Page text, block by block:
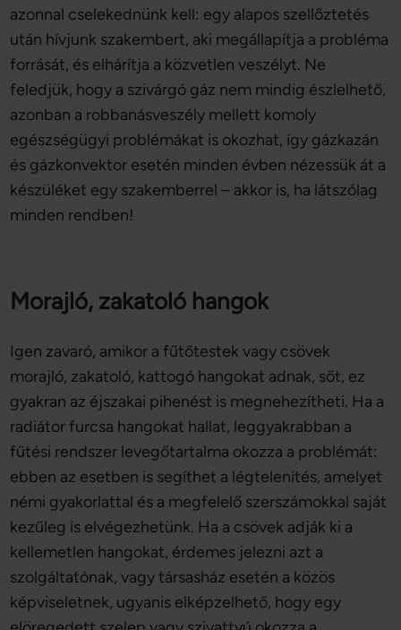
azonnal cselekednünk kell: egy alapos szellőztetés
után hívjunk szakembert, aki megállapítja a probléma
forrását, és elhárítja a közvetlen veszélyt. Ne
feledjük, hogy a szivárgó gáz nem mindig észlelhető,
azonban a robbanásveszély mellett komoly
egészségügyi problémákat is okozhat, így gázkazán
és gázkonvektor esetén minden évben nézessük át a
készüléket egy szakemberrel – akkor is, ha látszólag
minden rendben!
Morajló, zakatoló hangok
Igen zavaró, amikor a fűtőtestek vagy csövek
morajló, zakatoló, kattogó hangokat adnak, sőt, ez
gyakran az éjszakai pihenést is megnehezítheti. Ha a
radiátor furcsa hangokat hallat, leggyakrabban a
fűtési rendszer levegőtartalma okozza a problémát:
ebben az esetben is segíthet a légtelenítés, amelyet
némi gyakorlattal és a megfelelő szerszámokkal saját
kezűleg is elvégezhetünk. Ha a csövek adják ki a
kellemetlen hangokat, érdemes jelezni azt a
szolgáltatónak, vagy társasház esetén a közös
képviseletnek, ugyanis elképzelhető, hogy egy